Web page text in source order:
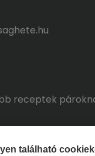
receptek
kódja – Hogyan
található